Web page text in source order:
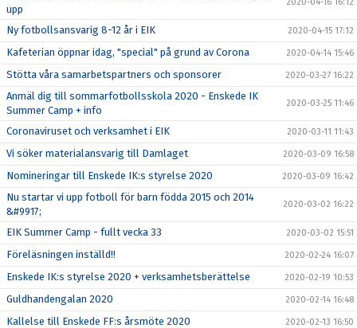
upp
Ny fotbollsansvarig 8-12 år i EIK 2020-04-15 17:12
Kafeterian öppnar idag, "special" på grund av Corona 2020-04-14 15:46
Stötta våra samarbetspartners och sponsorer 2020-03-27 16:22
Anmäl dig till sommarfotbollsskola 2020 - Enskede IK
Summer Camp + info
2020-03-25 11:46
Coronaviruset och verksamhet i EIK 2020-03-11 11:43
Vi söker materialansvarig till Damlaget 2020-03-09 16:58
Nomineringar till Enskede IK:s styrelse 2020 2020-03-09 16:42
Nu startar vi upp fotboll för barn födda 2015 och 2014
&#9917;
2020-03-02 16:22
EIK Summer Camp - fullt vecka 33 2020-03-02 15:51
Föreläsningen inställd!! 2020-02-24 16:07
Enskede IK:s styrelse 2020 + verksamhetsberättelse 2020-02-19 10:53
Guldhandengalan 2020 2020-02-14 16:48
Kallelse till Enskede FF:s årsmöte 2020 2020-02-13 16:50